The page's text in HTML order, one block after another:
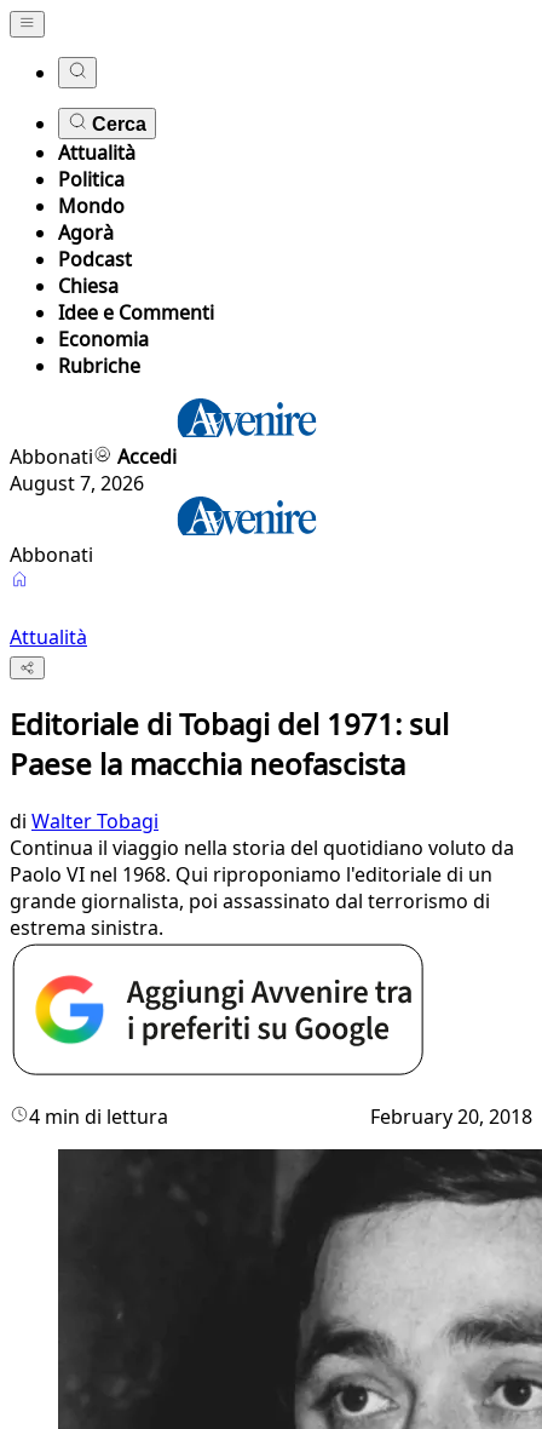
Cerca
Attualità
Politica
Mondo
Agorà
Podcast
Chiesa
Idee e Commenti
Economia
Rubriche
Abbonati
Accedi
August 7, 2026
Abbonati
Attualità
Editoriale di Tobagi del 1971: sul
Paese la macchia neofascista
di Walter Tobagi
Continua il viaggio nella storia del quotidiano voluto da
Paolo VI nel 1968. Qui riproponiamo l'editoriale di un
grande giornalista, poi assassinato dal terrorismo di
estrema sinistra.
4 min di lettura February 20, 2018